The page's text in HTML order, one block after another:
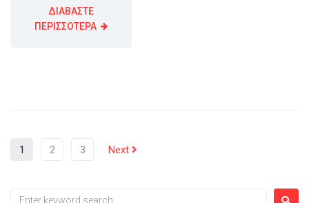
ΔΙΑΒΑΣΤΕ
ΠΕΡΙΣΣΟΤΕΡΑ
1 2 3 Next